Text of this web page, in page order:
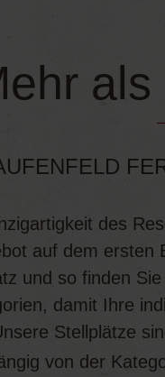
des
auf dem ersten
und so finden
damit Ihre
Stellplätze
von der